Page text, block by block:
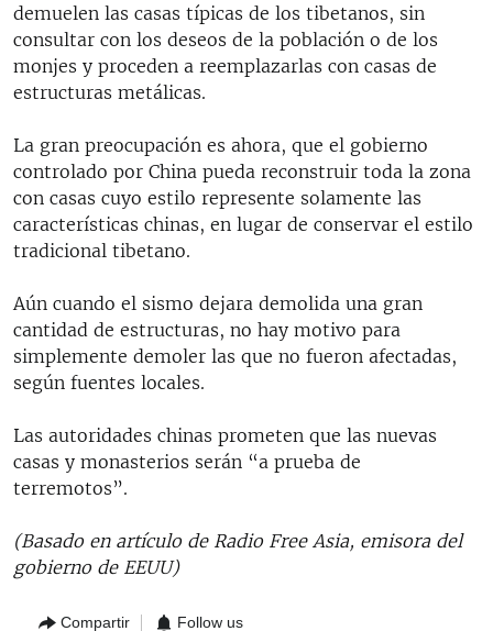
demuelen las casas típicas de los tibetanos, sin
consultar con los deseos de la población o de los
monjes y proceden a reemplazarlas con casas de
estructuras metálicas.
La gran preocupación es ahora, que el gobierno
controlado por China pueda reconstruir toda la zona
con casas cuyo estilo represente solamente las
características chinas, en lugar de conservar el estilo
tradicional tibetano.
Aún cuando el sismo dejara demolida una gran
cantidad de estructuras, no hay motivo para
simplemente demoler las que no fueron afectadas,
según fuentes locales.
Las autoridades chinas prometen que las nuevas
casas y monasterios serán “a prueba de
terremotos”.
(Basado en artículo de Radio Free Asia, emisora del
gobierno de EEUU)
Compartir Follow us